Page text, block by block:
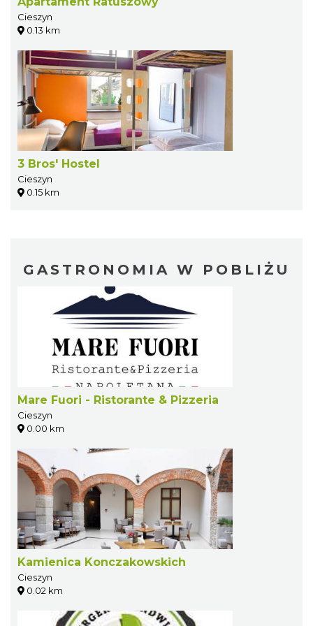
Cieszyn
0.13 km
3 Bros' Hostel
Cieszyn
0.15 km
GASTRONOMIA W POBLIŻU
Mare Fuori - Ristorante & Pizzeria
Cieszyn
0.00 km
Kamienica Konczakowskich
Cieszyn
0.02 km